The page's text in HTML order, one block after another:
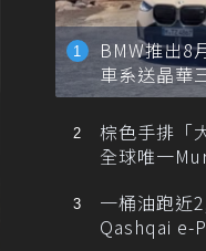
BMW推出
車系送晶華
元起
棕色手排「
全球唯一
一桶油跑近
Qashqai e-